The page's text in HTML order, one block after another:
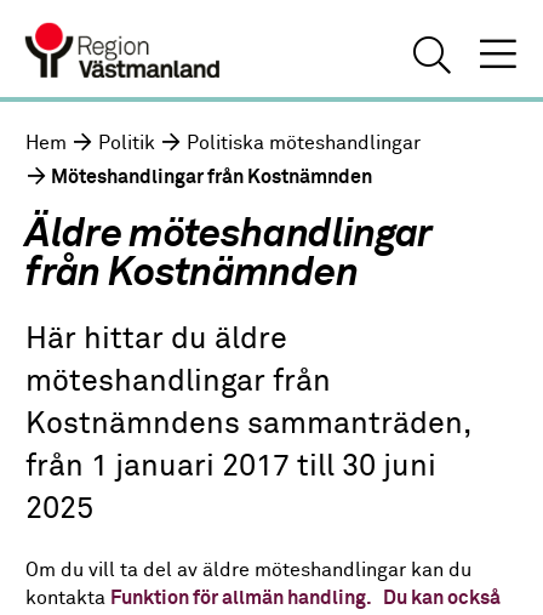
Hem Politik
Politiska möteshandlingar
Möteshandlingar från Kostnämnden
Äldre möteshandlingar
från Kostnämnden
Här hittar du äldre
möteshandlingar från
Kostnämndens sammanträden,
från 1 januari 2017 till 30 juni
2025
Om du vill ta del av äldre möteshandlingar kan du
kontakta Funktion för allmän handling.
Du kan också